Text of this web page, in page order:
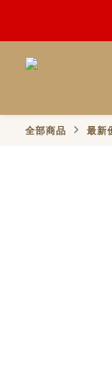
全部商品 最新